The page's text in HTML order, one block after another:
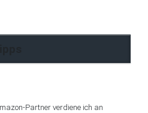
Partner verdiene ich an